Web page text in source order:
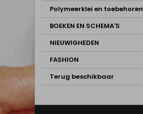
Polymeerklei en toebehoren
BOEKEN EN SCHEMA'S
NIEUWIGHEDEN
FASHION
Terug beschikbaar